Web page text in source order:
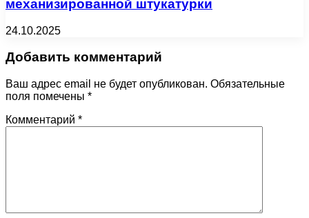
механизированной штукатурки
24.10.2025
Добавить комментарий
Ваш адрес email не будет опубликован. Обязательные
поля помечены *
Комментарий *